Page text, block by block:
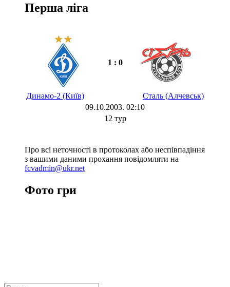
Перша ліга
1 : 0
Динамо-2 (Київ)
Сталь (Алчевськ)
09.10.2003. 02:10
12 тур
Про всі неточності в протоколах або неспівпадіння
з вашими даними прохання повідомляти на
fcvadmin@ukr.net
Фото гри